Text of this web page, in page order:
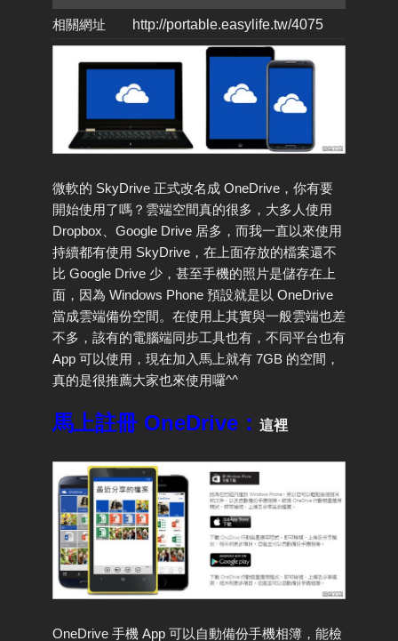
相關網址 http://portable.easylife.tw/4075
微軟的 SkyDrive 正式改名成 OneDrive，你有要
開始使用了嗎？雲端空間真的很多，大多人使用
Dropbox、Google Drive 居多，而我一直以來使用
持續都有使用 SkyDrive，在上面存放的檔案還不
比 Google Drive 少，甚至手機的照片是儲存在上
面，因為 Windows Phone 預設就是以 OneDrive
當成雲端備份空間。在使用上其實與一般雲端也差
不多，該有的電腦端同步工具也有，不同平台也有
App 可以使用，現在加入馬上就有 7GB 的空間，
真的是很推薦大家也來使用囉^^
馬上註冊 OneDrive： 這裡
OneDrive 手機 App 可以自動備份手機相簿，能檢